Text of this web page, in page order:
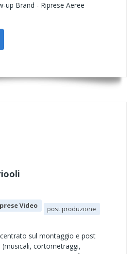
up Brand - Riprese Aeree
Video
post produzione
sul montaggio e post
cortometraggi,